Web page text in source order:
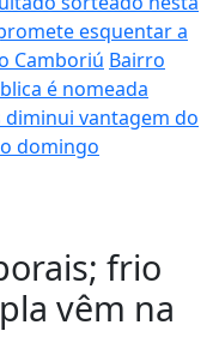
esquentar a
Camboriú Bairro
é nomeada
diminui vantagem do
domingo
frio
vêm na